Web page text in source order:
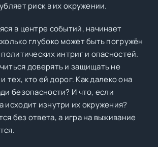
риск в их окружении.
в центре событий, начинает
глубоко может быть погружён
интриг и опасностей.
доверять и защищать не
тех, кто ей дорог. Как далеко она
безопасности? И что, если
исходит изнутри их окружения?
без ответа, а игра на выживание